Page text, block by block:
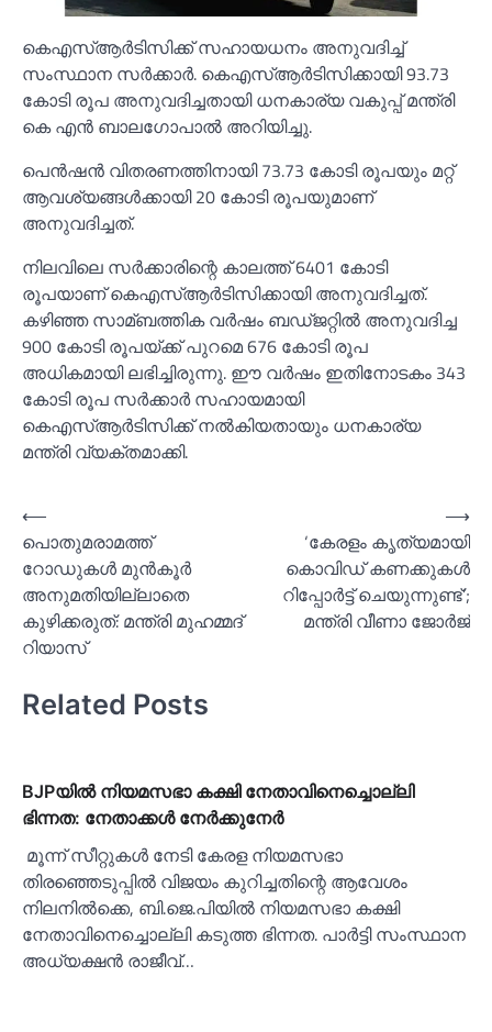
കെഎസ്‌ആർടിസിക്ക് സഹായധനം അനുവദിച്ച്‌
സംസ്ഥാന സർക്കാർ. കെഎസ്‌ആർടിസിക്കായി 93.73
കോടി രൂപ അനുവദിച്ചതായി ധനകാര്യ വകുപ്പ് മന്ത്രി
കെ എൻ ബാലഗോപാല്‍ അറിയിച്ചു.
പെൻഷൻ വിതരണത്തിനായി 73.73 കോടി രൂപയും മറ്റ്
ആവശ്യങ്ങള്‍ക്കായി 20 കോടി രൂപയുമാണ്
അനുവദിച്ചത്.
നിലവിലെ സർക്കാരിന്റെ കാലത്ത് 6401 കോടി
രൂപയാണ് കെഎസ്‌ആർടിസിക്കായി അനുവദിച്ചത്.
കഴിഞ്ഞ സാമ്ബത്തിക വർഷം ബഡ്‌ജറ്റില്‍ അനുവദിച്ച
900 കോടി രൂപയ്ക്ക് പുറമെ 676 കോടി രൂപ
അധികമായി ലഭിച്ചിരുന്നു. ഈ വർഷം ഇതിനോടകം 343
കോടി രൂപ സർക്കാർ സഹായമായി
കെഎസ്‌ആർടിസിക്ക് നല്‍കിയതായും ധനകാര്യ
മന്ത്രി വ്യക്തമാക്കി.
Post
navigation
⟵
പൊതുമരാമത്ത്
റോഡുകള്‍ മുന്‍കൂര്‍
അനുമതിയില്ലാതെ
കുഴിക്കരുത്: മന്ത്രി മുഹമ്മദ്
റിയാസ്
‘കേരളം കൃത്യമായി
കൊവിഡ് കണക്കുകള്‍
റിപ്പോര്‍ട്ട് ചെയുന്നുണ്ട്’;
മന്ത്രി വീണാ ജോര്‍ജ്
⟶
Related Posts
BJPയില്‍ നിയമസഭാ കക്ഷി നേതാവിനെച്ചൊല്ലി
ഭിന്നത: നേതാക്കള്‍ നേര്‍ക്കുനേര്‍
മൂന്ന് സീറ്റുകള്‍ നേടി കേരള നിയമസഭാ
തിരഞ്ഞെടുപ്പില്‍ വിജയം കുറിച്ചതിന്റെ ആവേശം
നിലനില്‍ക്കെ, ബി.ജെ.പിയില്‍ നിയമസഭാ കക്ഷി
നേതാവിനെച്ചൊല്ലി കടുത്ത ഭിന്നത. പാർട്ടി സംസ്ഥാന
അധ്യക്ഷൻ രാജീവ്…